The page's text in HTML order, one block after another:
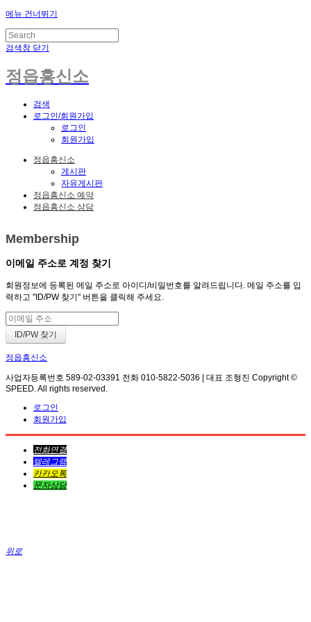
메뉴 건너뛰기
검색창 닫기
정읍흥신소
검색
로그인/회원가입
로그인
회원가입
정읍흥신소
게시판
자유게시판
정읍흥신소 예약
정읍흥신소 상담
Membership
이메일 주소로 계정 찾기
회원정보에 등록된 메일 주소로 아이디/비밀번호를 알려드립니다. 메일 주소를 입
력하고 "ID/PW 찾기" 버튼을 클릭해 주세요.
정읍흥신소
사업자등록번호 589-02-03391 전화 010-5822-5036 | 대표 조형진 Copyright ©
SPEED. All rights reserved.
로그인
회원가입
전화연결
텔레그램
카카오톡
문자상담
위로